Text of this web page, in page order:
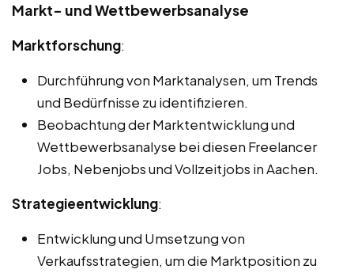
Markt- und Wettbewerbsanalyse
Marktforschung:
Durchführung von Marktanalysen, um Trends
und Bedürfnisse zu identifizieren.
Beobachtung der Marktentwicklung und
Wettbewerbsanalyse bei diesen Freelancer
Jobs, Nebenjobs und Vollzeitjobs in Aachen.
Strategieentwicklung:
Entwicklung und Umsetzung von
Verkaufsstrategien, um die Marktposition zu